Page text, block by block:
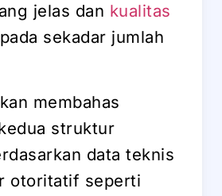
jelas dan kualitas
sekadar jumlah
membahas
struktur
data teknis
otoritatif seperti